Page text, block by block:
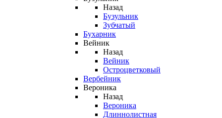
Назад
Бузульник
Зубчатый
Бухарник
Вейник
Назад
Вейник
Остроцветковый
Вербейник
Вероника
Назад
Вероника
Длиннолистная